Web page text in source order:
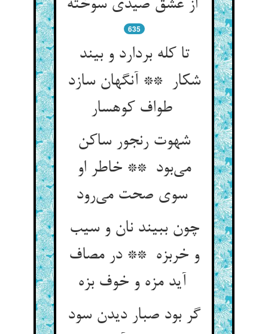
از عشق صیدی سوخته
635
تا کله بردارد و بیند
شکار ** آنگهان سازد
شهوت رنجور ساکن
می‌بود ** خاطر او
سوی صحت می‌رود
چون ببیند نان و سیب
و خربزه ** در مصاف
گر بود صبار دیدن سود